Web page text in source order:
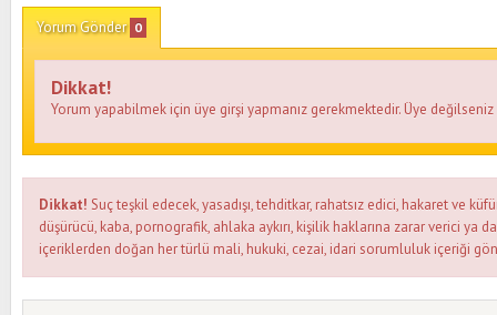
Yorum Gönder 0
Dikkat!
Yorum yapabilmek için üye girşi yapmanız gerekmektedir. Üye
Dikkat! Suç teşkil edecek, yasadışı, tehditkar, rahatsız edici, hakaret ve
düşürücü, kaba, pornografik, ahlaka aykırı, kişilik haklarına zarar verici ya
içeriklerden doğan her türlü mali, hukuki, cezai, idari sorumluluk içeriği